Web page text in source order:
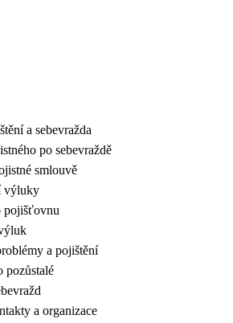
a sebevražda
po sebevraždě
smlouvě
výluky
pojišťovnu
a pojištění
pozůstalé
a organizace